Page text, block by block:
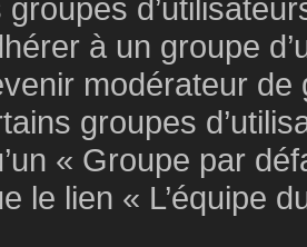
à un groupe
modérateur de
groupes
« Groupe par
le lien « L’équipe